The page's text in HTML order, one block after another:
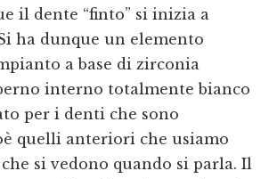
il dente “finto” si inizia a
ha dunque un elemento
a base di zirconia
interno totalmente bianco
per i denti che sono
quelli anteriori che usiamo
si vedono quando si parla. Il